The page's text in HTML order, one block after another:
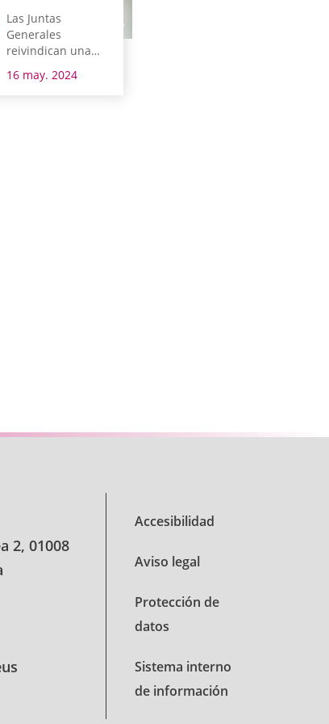
Las Juntas
Generales
reivindican una
violencia contra
16 may. 2024
para desplazarse.
2, 01008
Accesibilidad
Aviso legal
Protección de
datos
Sistema interno
de información